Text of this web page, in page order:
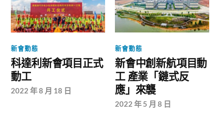
新會動態
科達利新會項目正式
動工
2022 年 8 月 18 日
新會動態
新會中創新航項目動
工 產業「鏈式反
應」來襲
2022 年 5 月 8 日